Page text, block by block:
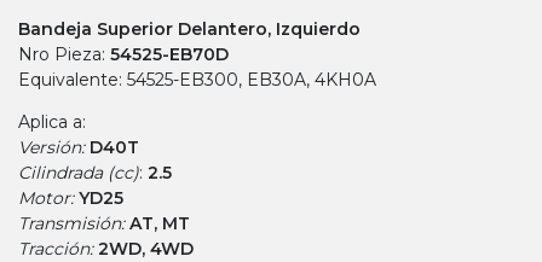
Bandeja Superior Delantero, Izquierdo
Nro Pieza: 54525-EB70D
Equivalente: 54525-EB300, EB30A, 4KH0A
Aplica a:
Versión: D40T
Cilindrada (cc): 2.5
Motor:YD25
Transmisión:AT, MT
Tracción:2WD, 4WD